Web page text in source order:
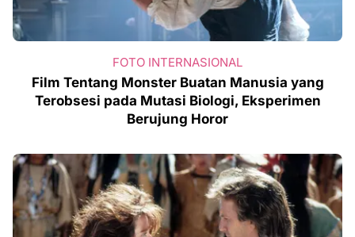
FOTO INTERNASIONAL
Film Tentang Monster Buatan Manusia yang
Terobsesi pada Mutasi Biologi, Eksperimen
Berujung Horor